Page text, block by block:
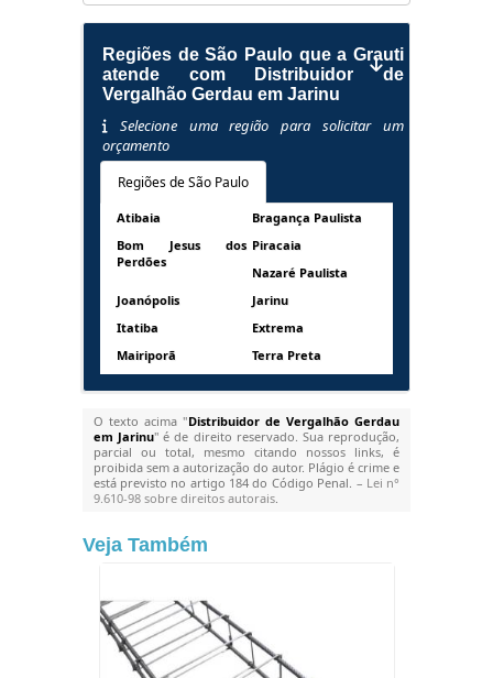
Regiões de São Paulo que a Grauti
atende com Distribuidor de
Vergalhão Gerdau em Jarinu
Selecione uma região para solicitar um
orçamento
Regiões de São Paulo
Atibaia
Bragança Paulista
Bom Jesus dos
Perdões
Piracaia
Nazaré Paulista
Joanópolis
Jarinu
Itatiba
Extrema
Mairiporã
Terra Preta
O texto acima "Distribuidor de Vergalhão Gerdau
em Jarinu" é de direito reservado. Sua reprodução,
parcial ou total, mesmo citando nossos links, é
proibida sem a autorização do autor. Plágio é crime e
está previsto no artigo 184 do Código Penal. – Lei n°
9.610-98 sobre direitos autorais.
Veja Também